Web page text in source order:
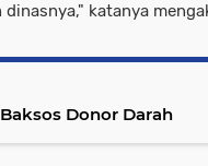
dinasnya," katanya
Salut, KNPI Kerumutan Baksos Donor Darah